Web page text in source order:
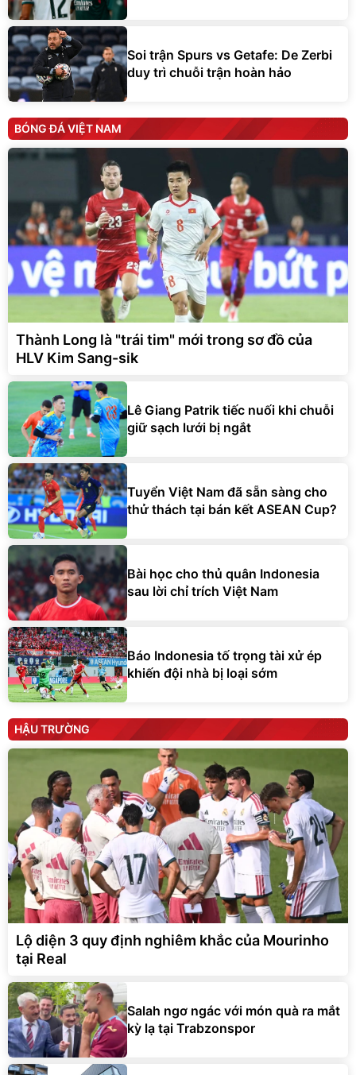
Soi trận Spurs vs Getafe: De Zerbi
duy trì chuỗi trận hoàn hảo
BÓNG ĐÁ VIỆT NAM
Thành Long là "trái tim" mới trong sơ đồ của
HLV Kim Sang-sik
Lê Giang Patrik tiếc nuối khi chuỗi
giữ sạch lưới bị ngắt
Tuyển Việt Nam đã sẵn sàng cho
thử thách tại bán kết ASEAN Cup?
Bài học cho thủ quân Indonesia
sau lời chỉ trích Việt Nam
Báo Indonesia tố trọng tài xử ép
khiến đội nhà bị loại sớm
HẬU TRƯỜNG
Lộ diện 3 quy định nghiêm khắc của Mourinho
tại Real
Salah ngơ ngác với món quà ra mắt
kỳ lạ tại Trabzonspor